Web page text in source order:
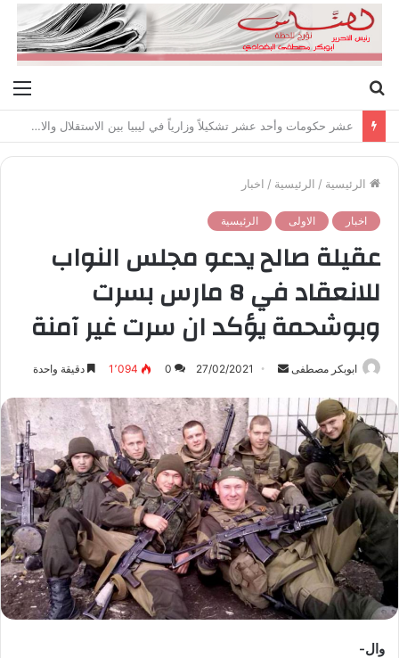
عن
عشر حكومات وأحد عشر تشكيلاً وزارياً في ليبيا بين الاستقلال والانقلاب (1951 – 1969)
الرئيسية / الرئيسية / اخبار
اخبار الاولى الرئيسية
عقيلة صالح يدعو مجلس النواب
للانعقاد في 8 مارس بسرت
وبوشحمة يؤكد ان سرت غير آمنة
ابوبكر مصطفى
ل
ب
ر
ي
د
ا
إ
ل
ك
27/02/2021
0 1٬094 دقيقة واحدة
وال-